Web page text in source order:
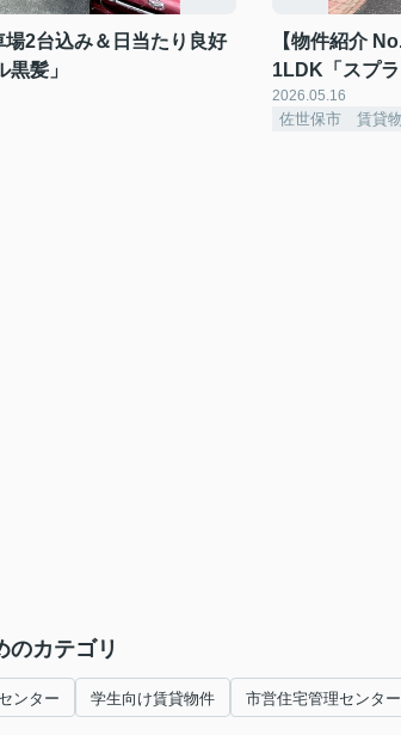
場2台込み＆日当たり良好
髪」
【物件紹介
1LDK「スプ
2026.05.16
佐世保市 賃貸
のカテゴリ
ンター 学生向け賃貸物件 市営住宅管理センター